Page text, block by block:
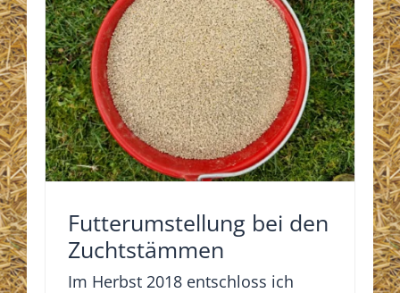
Futterumstellung bei den
Zuchtstämmen
Im Herbst 2018 entschloss ich